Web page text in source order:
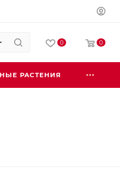
0 0
РАСТЕНИЯ